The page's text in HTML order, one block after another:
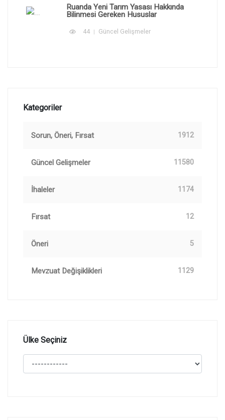
Ruanda Yeni Tarım Yasası Hakkında
Bilinmesi Gereken Hususlar
44 Güncel Gelişmeler
Kategoriler
Sorun, Öneri, Fırsat 1912
Güncel Gelişmeler 11580
İhaleler 1174
Fırsat 12
Öneri 5
Mevzuat Değişiklikleri 1129
Ülke Seçiniz